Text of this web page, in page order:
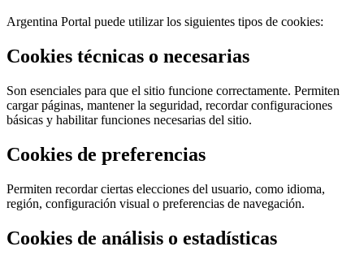
Argentina Portal puede utilizar los siguientes tipos de cookies:
Cookies técnicas o necesarias
Son esenciales para que el sitio funcione correctamente. Permiten
cargar páginas, mantener la seguridad, recordar configuraciones
básicas y habilitar funciones necesarias del sitio.
Cookies de preferencias
Permiten recordar ciertas elecciones del usuario, como idioma,
región, configuración visual o preferencias de navegación.
Cookies de análisis o estadísticas